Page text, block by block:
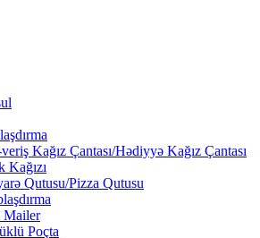
Kağız Çantası/Hədiyyə Kağız Çantası
Kağızı
Qutusu/Pizza Qutusu
Mailer
Poçta